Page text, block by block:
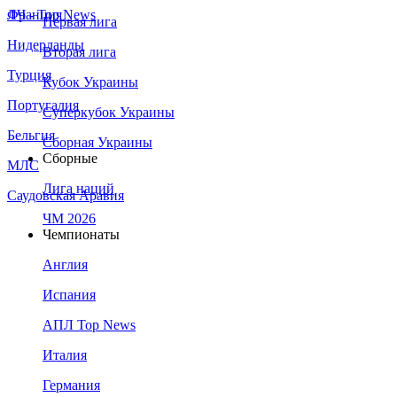
Франция
Нидерланды
Турция
Португалия
Бельгия
МЛС
Саудовская Аравия
ЛЧ - Top News
Первая лига
Вторая лига
Кубок Украины
Суперкубок Украины
Сборная Украины
Сборные
Лига наций
ЧМ 2026
Чемпионаты
Англия
Испания
АПЛ Top News
Италия
Германия